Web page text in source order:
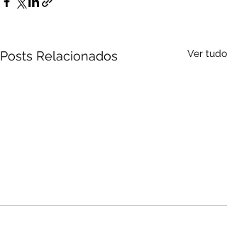
Posts Relacionados Ver tudo